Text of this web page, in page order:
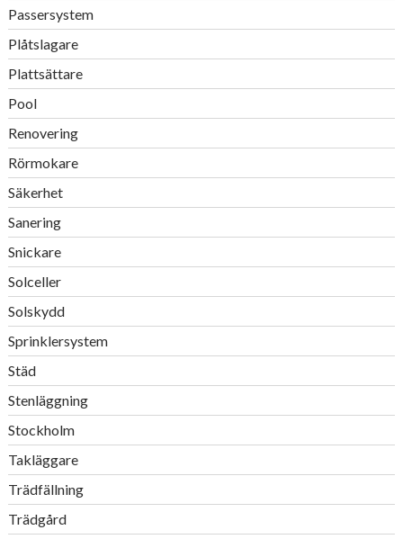
Passersystem
Plåtslagare
Plattsättare
Pool
Renovering
Rörmokare
Säkerhet
Sanering
Snickare
Solceller
Solskydd
Sprinklersystem
Städ
Stenläggning
Stockholm
Takläggare
Trädfällning
Trädgård